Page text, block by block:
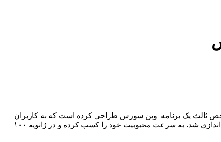
ثالث یک برنامه اوپن سورس طراحی کرده است که به کاربران
۱۰۰